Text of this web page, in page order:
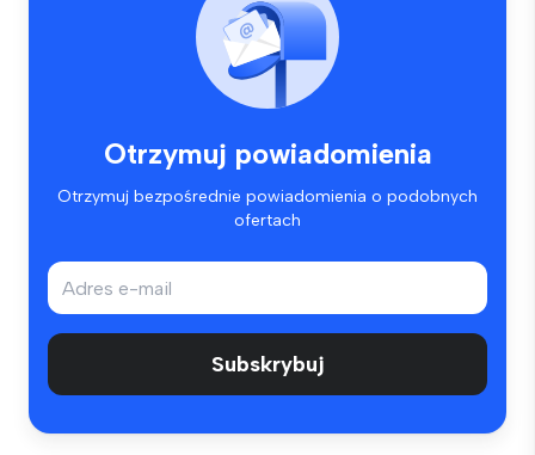
Otrzymuj powiadomienia
Otrzymuj bezpośrednie powiadomienia o podobnych
ofertach
Subskrybuj